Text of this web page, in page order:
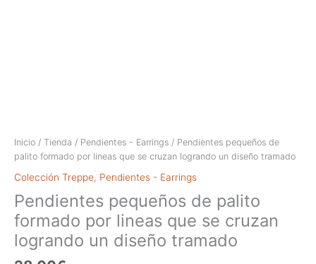
Inicio / Tienda / Pendientes - Earrings / Pendientes pequeños de
palito formado por lineas que se cruzan logrando un diseño tramado
Colección Treppe Pendientes - Earrings
Pendientes pequeños de palito
formado por lineas que se cruzan
logrando un diseño tramado